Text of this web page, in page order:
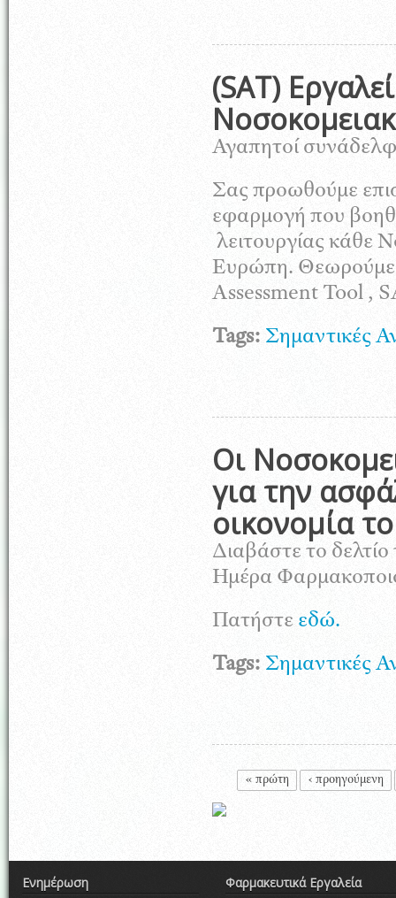
(SAT)
Αγαπητοί
Σας προωθούμε
εφαρμογή που
λειτουργίας κάθε
Ευρώπη. Θεωρούμε
Assessment Tool ,
Tags: Σημαντικές
Οι
για την
οικονομία
Διαβάστε το
Ημέρα
Πατήστε εδώ.
Tags: Σημαντικές
Σελίδες
« πρώτη ‹ προηγούμενη
Ενημέρωση Φαρμακευτικά Εργαλεία